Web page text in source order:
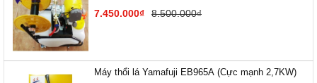
7.450.000₫ 8.500.000₫
Máy thổi lá Yamafuji EB9​65A (Cực mạnh 2,7KW)